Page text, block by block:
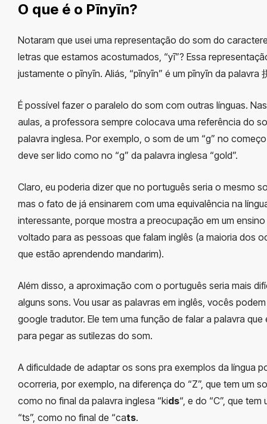
O que é o Pīnyīn?
Notaram que usei uma representação do som do
letras que estamos acostumados, “yī”? Essa
justamente o pīnyīn. Aliás, “pīnyīn” é um pīnyīn da palavra
É possível fazer o paralelo do som com outras línguas.
aulas, a professora sempre colocava uma referência do
palavra inglesa. Por exemplo, o som de um “g” no
deve ser lido como no “g” da palavra inglesa “gold”.
Claro, eu poderia dizer que no português seria o mesmo
mas o fato de já ensinarem com uma equivalência na
interessante, porque mostra a preocupação em um ensino
voltado para as pessoas que falam inglês (a maioria dos
que estão aprendendo mandarim).
Além disso, a aproximação com o português seria mais
alguns sons. Vou usar as palavras em inglês, vocês
google tradutor. Ele tem uma função de falar a palavra que
para pegar as sutilezas do som.
A dificuldade de adaptar os sons pra exemplos da língua
ocorreria, por exemplo, na diferença do “Z”, que tem um
como no final da palavra inglesa “kids“, e do “C”, que tem
“ts”, como no final de “cats.